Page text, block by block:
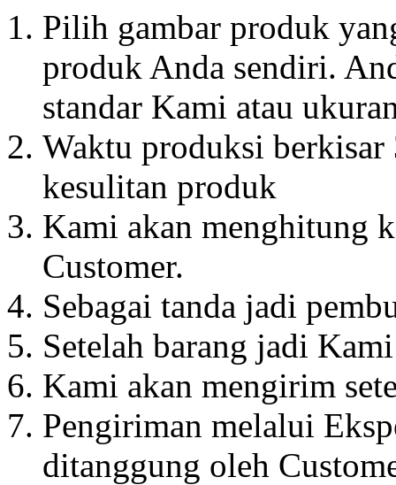
Pilih gambar produk
produk Anda sendiri.
standar Kami atau
Waktu produksi
kesulitan produk
Kami akan menghitung
Customer.
Sebagai tanda jadi
Setelah barang jadi
Kami akan mengirim
Pengiriman melalui
ditanggung oleh